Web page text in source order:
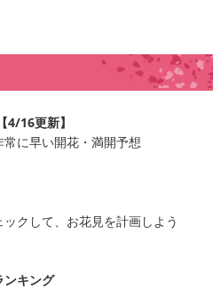
16更新】
に早い開花・満開予想
クして、お花見を計画しよう
ンキング